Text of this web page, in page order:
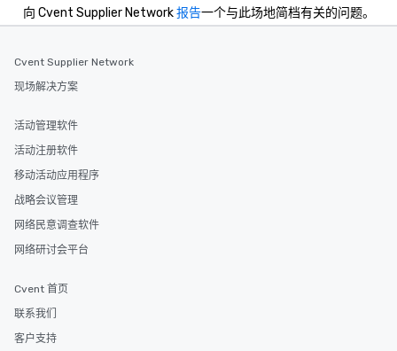
向 Cvent Supplier Network报告一个与此场地简档有关的问题。
Cvent Supplier Network
现场解决方案
活动管理软件
活动注册软件
移动活动应用程序
战略会议管理
网络民意调查软件
网络研讨会平台
Cvent 首页
联系我们
客户支持